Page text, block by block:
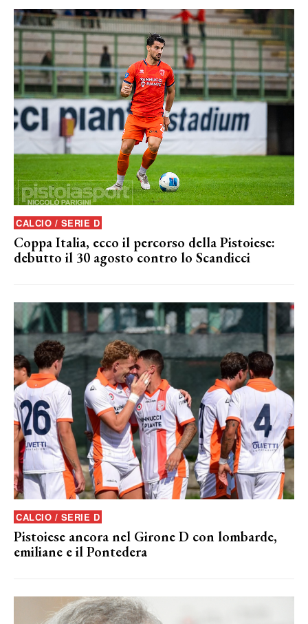
CALCIO / SERIE D
Coppa Italia, ecco il percorso della Pistoiese:
debutto il 30 agosto contro lo Scandicci
CALCIO / SERIE D
Pistoiese ancora nel Girone D con lombarde,
emiliane e il Pontedera